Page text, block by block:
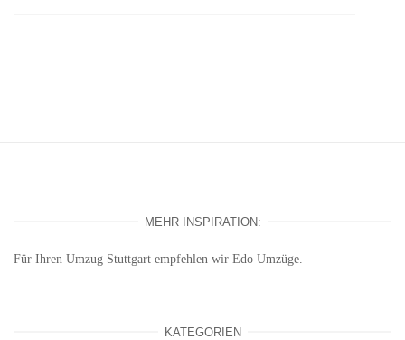
MEHR INSPIRATION:
Für Ihren Umzug Stuttgart empfehlen wir Edo Umzüge.
KATEGORIEN